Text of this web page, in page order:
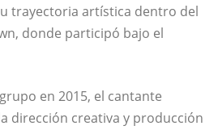
trayectoria artística dentro del
, donde participó bajo el
en 2015, el cantante
dirección creativa y producción